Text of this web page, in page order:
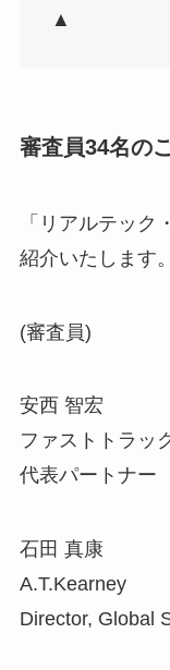
▲
審査員34名の
「リアルテッ
紹介いたします
(審査員)
安西 智宏
ファストトラッ
代表パートナー
石田 真康
A.T.Kearney
Director, Global